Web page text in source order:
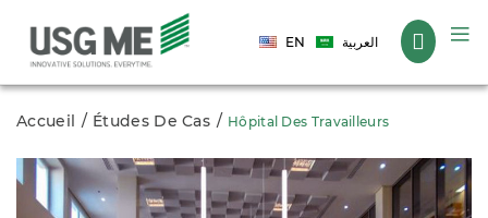
EN العربية
Accueil Études De Cas Hôpital Des Travailleurs